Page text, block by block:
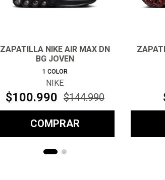
ZAPATILLA NIKE AIR MAX DN
BG JOVEN
1 COLOR
NIKE
$100.990 $144.990
COMPRAR